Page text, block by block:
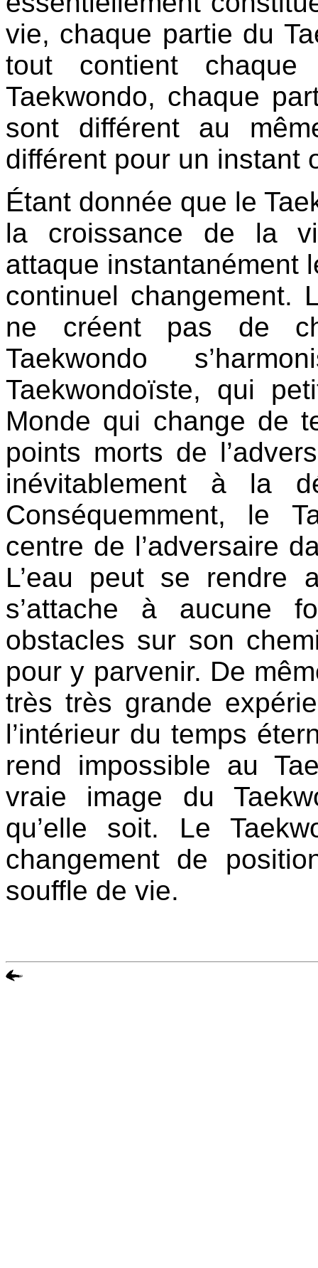
vie, chaque partie du
tout contient
Taekwondo, chaque
sont différent au
différent pour un instant
Étant donnée que le
la croissance de la
attaque instantanément
continuel changement.
ne créent pas de
Taekwondo
Taekwondoïste, qui
Monde qui change de
points morts de
inévitablement à la
Conséquemment, le
centre de l’adversaire
L’eau peut se rendre
s’attache à aucune
obstacles sur son
pour y parvenir. De
très très grande
l’intérieur du temps
rend impossible au
vraie image du
qu’elle soit. Le
changement de
souffle de vie.